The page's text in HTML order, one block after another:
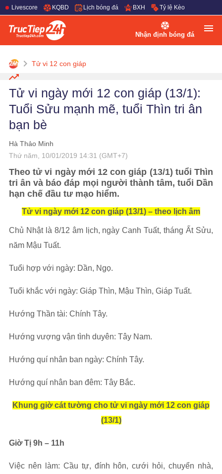
Livescore KQBD Lịch bóng đá BXH Tỷ lệ Kèo
Nhận định bóng đá
Tử vi 12 con giáp
Tử vi ngày mới 12 con giáp (13/1):
Tuổi Sửu mạnh mẽ, tuổi Thìn tri ân
bạn bè
Hà Thảo Minh
Thứ năm, 10/01/2019 14:31 (GMT+7)
Theo tử vi ngày mới 12 con giáp (13/1) tuổi Thìn
tri ân và báo đáp mọi người thành tâm, tuổi Dần
hạn chế đầu tư mạo hiểm.
Tử vi ngày mới 12 con giáp (13/1) – theo lịch âm
Chủ Nhật là 8/12 âm lịch, ngày Canh Tuất, tháng Ất Sửu,
năm Mậu Tuất.
Tuổi hợp với ngày: Dần, Ngọ.
Tuổi khắc với ngày: Giáp Thìn, Mậu Thìn, Giáp Tuất.
Hướng Thần tài: Chính Tây.
Hướng vượng vận tình duyên: Tây Nam.
Hướng quí nhân ban ngày: Chính Tây.
Hướng quí nhân ban đêm: Tây Bắc.
Khung giờ cát tường cho tử vi ngày mới 12 con giáp
(13/1)
Giờ Tị 9h – 11h
Việc nên làm: Cầu tự, đính hôn, cưới hỏi, chuyển nhà,